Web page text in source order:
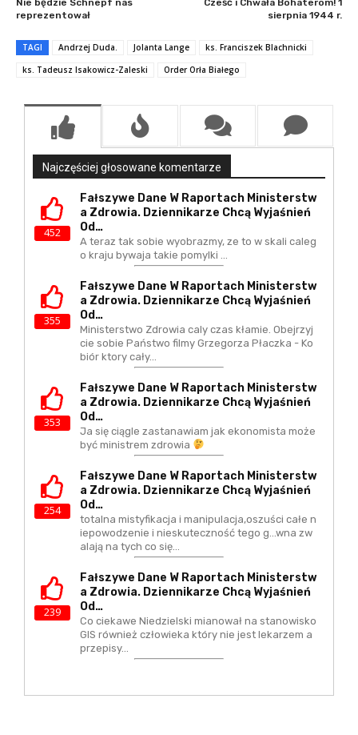
Nie będzie Schnepf nas
reprezentował
Cześć i Chwała Bohaterom! 1
sierpnia 1944 r.
TAGI Andrzej Duda. Jolanta Lange
ks. Franciszek Blachnicki
ks. Tadeusz Isakowicz-Zaleski
Order Orła Białego
Najczęściej głosowane komentarze
452
Fałszywe Dane W Raportach Ministerstw
A Zdrowia. Dziennikarze Chcą Wyjaśnień
Od…
A teraz tak sobie wyobrazmy, ze to w skali caleg
o kraju bywaja takie pomylki ...
355
Fałszywe Dane W Raportach Ministerstw
A Zdrowia. Dziennikarze Chcą Wyjaśnień
Od…
Ministerstwo Zdrowia caly czas kłamie. Obejrzyj
cie sobie Państwo filmy Grzegorza Płaczka - Ko
biór ktory cały…
353
Fałszywe Dane W Raportach Ministerstw
A Zdrowia. Dziennikarze Chcą Wyjaśnień
Od…
Ja się ciągle zastanawiam jak ekonomista może
być ministrem zdrowia
254
Fałszywe Dane W Raportach Ministerstw
A Zdrowia. Dziennikarze Chcą Wyjaśnień
Od…
totalna mistyfikacja i manipulacja,oszuści całe n
iepowodzenie i nieskuteczność tego g...wna zw
alają na tych co się…
239
Fałszywe Dane W Raportach Ministerstw
A Zdrowia. Dziennikarze Chcą Wyjaśnień
Od…
Co ciekawe Niedzielski mianował na stanowisko
GIS również człowieka który nie jest lekarzem a
przepisy…